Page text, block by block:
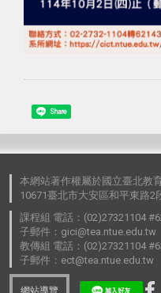
Share
本網站著作權屬於國立臺北教
10671臺北市大安區和平東路2
課程組 電話：(02)27321104
子郵件：gici@tea.ntue.edu.tw
教傳組 電話：(02)27321104
子郵件：ect@tea.ntue.edu.tw
網站導覽